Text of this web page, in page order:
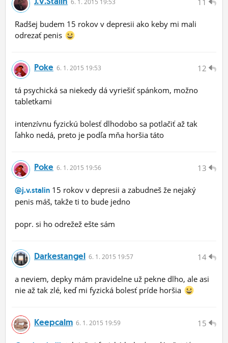
Radšej budem 15 rokov v depresii ako keby mi mali
odrezať penis
12
Poke 6. 1. 2015 19:53
tá psychická sa niekedy dá vyriešiť spánkom, možno
tabletkami
intenzívnu fyzickú bolesť dlhodobo sa potlačiť až tak
ľahko nedá, preto je podľa mňa horšia táto
13
Poke 6. 1. 2015 19:56
@j.v.stalin 15 rokov v depresii a zabudneš že nejaký
penis máš, takže ti to bude jedno
popr. si ho odrežež ešte sám
14
Darkestangel 6. 1. 2015 19:57
a neviem, depky mám pravidelne už pekne dlho, ale asi
nie až tak zlé, keď mi fyzická bolesť príde horšia
15
Keepcalm 6. 1. 2015 19:59